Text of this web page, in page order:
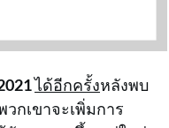
ได้อีกครั้งหลังพบ
กเขาจะเพิ่มการ